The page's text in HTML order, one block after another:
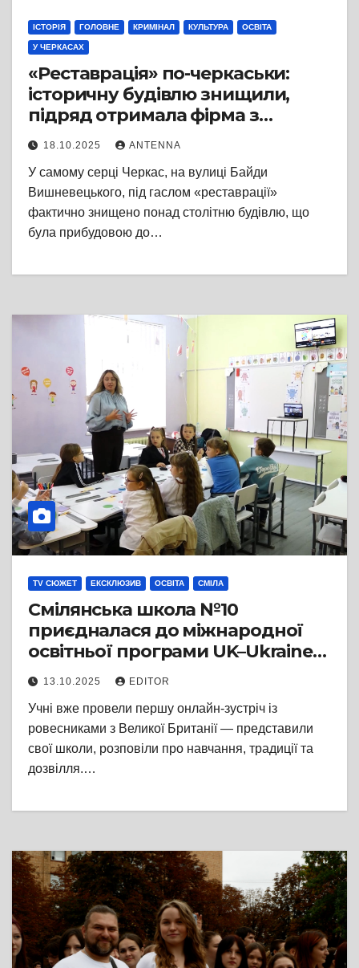
ІСТОРІЯ ГОЛОВНЕ КРИМІНАЛ КУЛЬТУРА ОСВІТА
У ЧЕРКАСАХ
«Реставрація» по-черкаськи:
історичну будівлю знищили,
підряд отримала фірма з
ознаками фіктивності
18.10.2025 ANTENNA
У самому серці Черкас, на вулиці Байди
Вишневецького, під гаслом «реставрації»
фактично знищено понад столітню будівлю, що
була прибудовою до…
TV СЮЖЕТ ЕКСКЛЮЗИВ ОСВІТА СМІЛА
Смілянська школа №10
приєдналася до міжнародної
освітньої програми UK–Ukraine
School Partnerships та підписала
договір про співпрацю з
британською школою
13.10.2025 EDITOR
Учні вже провели першу онлайн-зустріч із
ровесниками з Великої Британії — представили
свої школи, розповіли про навчання, традиції та
дозвілля.…